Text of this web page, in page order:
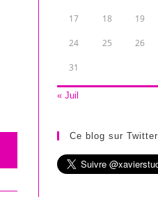
17 18 19
24 25 26
31
« Juil
Ce blog sur Twitter